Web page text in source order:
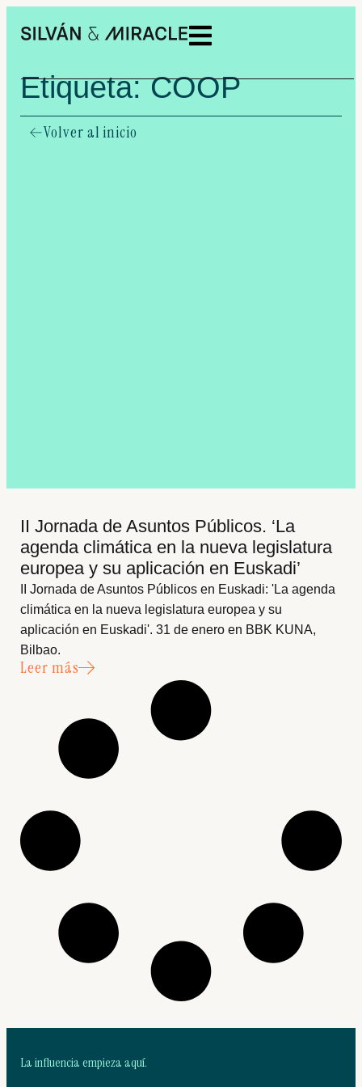
Etiqueta: COOP
Volver al inicio
II Jornada de Asuntos Públicos. ‘La
agenda climática en la nueva legislatura
europea y su aplicación en Euskadi’
II Jornada de Asuntos Públicos en Euskadi: 'La agenda
climática en la nueva legislatura europea y su
aplicación en Euskadi'. 31 de enero en BBK KUNA,
Bilbao.
Leer más
La influencia empieza aquí.